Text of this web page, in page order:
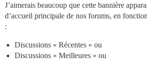
J’aimerais beaucoup que cette bannière
d’accueil principale de nos forums, en
:
Discussions « Récentes » ou
Discussions « Meilleures » ou